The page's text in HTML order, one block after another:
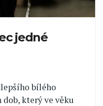
jedné
bílého
dob, který ve věku